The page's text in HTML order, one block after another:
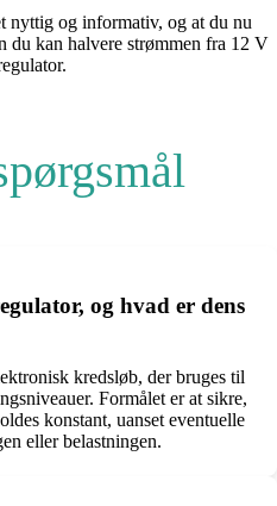
nyttig og informativ, og at du nu
du kan halvere strømmen fra 12 V
og hvad er dens
kredsløb, der bruges til
Formålet er at sikre,
konstant, uanset eventuelle
eller belastningen.